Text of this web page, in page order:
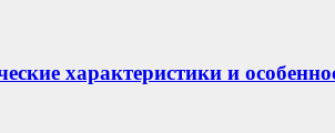
характеристики и